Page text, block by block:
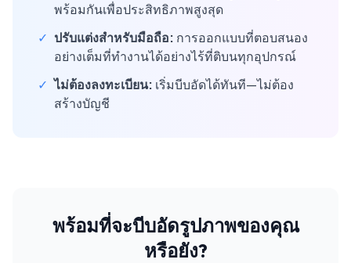
พร้อมกันเพื่อประสิทธิภาพสูงสุด
✓ ปรับแต่งสำหรับมือถือ: การออกแบบที่ตอบสนอง
อย่างเต็มที่ทำงานได้อย่างไร้ที่ติบนทุกอุปกรณ์
✓ ไม่ต้องลงทะเบียน: เริ่มบีบอัดได้ทันที—ไม่ต้อง
สร้างบัญชี
พร้อมที่จะบีบอัดรูปภาพของคุณ
หรือยัง?